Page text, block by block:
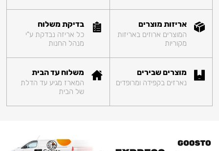
אריזות מוצרים
המוצרים ארוזים באריזות
מקוריות
בדיקת משלוח
כל אריזה נבדקת ע"י
מנהל החנות
מוצרים שבירים
נארזים בקפידה ומרופדים
משלוח עד הבית
המארז מגיע עד הדלת
של הבית